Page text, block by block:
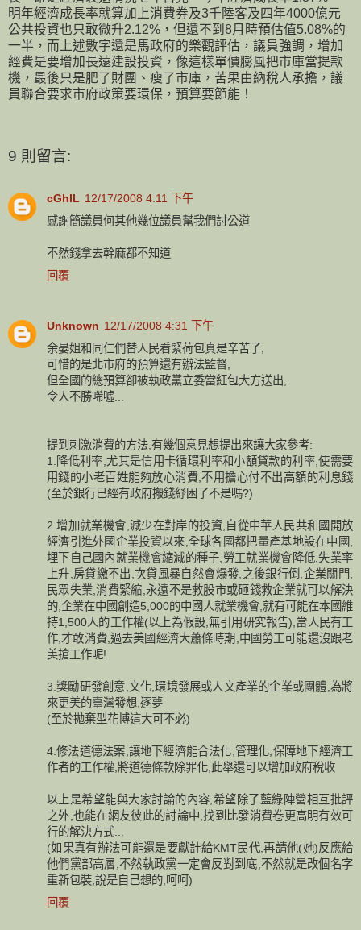
明年經濟成長率就算加上消費券及3千陸客及四年4000億元
公共投資也只敢微升2.12%，但還不到8月時預估值5.08%的
一半，而上述數字還是馬政府的樂觀評估，議員強調，增加
經費是要增加長遠建設投資，像這樣單價膨風把市庫當提款
機，最後只是肥了財團、瘦了市庫，苦果由納稅人承擔，議
員聯合要求市府政策要環保，預算要節能！
9 則留言:
cGhIL 12/17/2008 4:11 下午
感謝簡議員何其他幾位議員幫我們討公道
不然錢拿去幹麻都不知道
回覆
Unknown 12/17/2008 4:31 下午
余晏姐和同仁們替人民看緊荷包真是辛苦了,
可惜的是北市府的預算還有辦法監督,
但全國的總預算卻被執政黨立委當紅包大方送出,
令人不勝唏噓...
提到刺激消費的方法,有幾個意見想提出來讓大家參考:
1.降低利率,尤其是信用卡循環利率和小額貸款的利率,使需要
用錢的小老百姓能夠放心消費,不用擔心付不出高額的利息錢
(至於銀行已經有政府搬錢紓困了不是嗎?)
2.增加就業機會,減少在對岸的投資,自從中華人民共和國開放
經濟引進外國企業投資以來,全球各國都把量產基地設在中國,
埋下自己國內就業機會縮減的種子,勞工就業機會降低,失業率
上升,房貸繳不出,次貸風暴自然會爆發,之後銀行倒,企業關門,
民眾失業,消費緊縮,永遠不是救股市或砸錢救企業就可以解決
的,企業在中國創造5,000的中國人就業機會,就有可能在本國維
持1,500人的工作權(以上為假設,無引用研究報告),當人民有工
作,才敢消費,過去美國經濟大蕭條時期,中國勞工可能還沒跟老
美搶工作呢!
3.獎勵研發創意,文化,環境發展或人文產業的企業或團體,為將
來更美的臺灣發想,逐夢
(至於拋棄型花博這大可不必)
4.修法道德法案,讓地下經濟能合法化,管理化,保障地下經濟工
作者的工作權,將道德條款除罪化,此舉還可以增加政府稅收
以上是希望能與大家討論的內容,希望除了藍綠陣營相互批評
之外,也能在網友彼此的討論中,找到比發消費卷更高明有效可
行的解決方式...
(如果真有辦法可能還是要獻計給KMT民代,再請他(她)反應給
他們黨部高層,不然執政黨一定會反對到底,不然就是改個名字
重新包裝,說是自己想的,呵呵)
回覆